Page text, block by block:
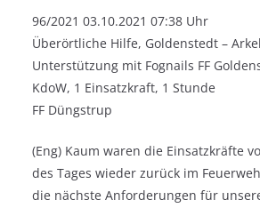
96/2021 03.10.2021 07:38 Uhr
Überörtliche Hilfe, Goldenstedt –
Unterstützung mit Fognails FF
KdoW, 1 Einsatzkraft, 1 Stunde
FF Düngstrup
(Eng) Kaum waren die Einsatzkräfte
des Tages wieder zurück im
die nächste Anforderungen für